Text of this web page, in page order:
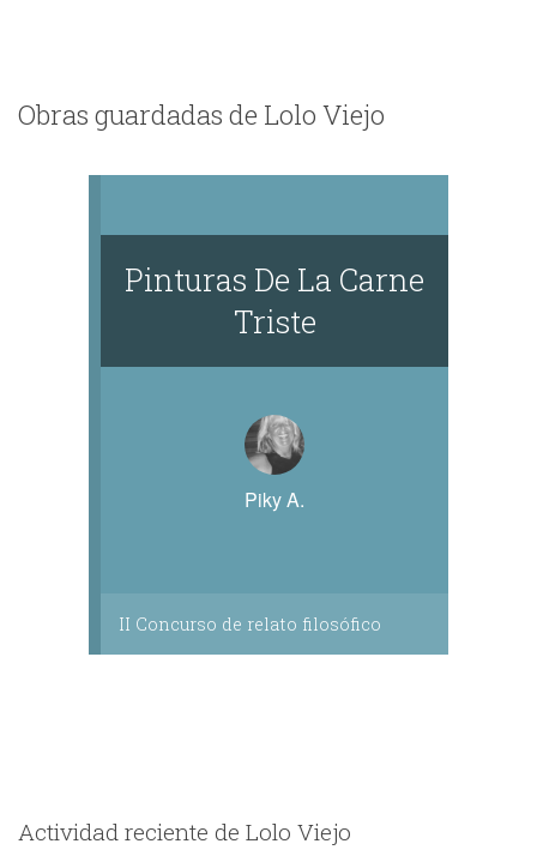
Obras guardadas de Lolo Viejo
Pinturas De La Carne
Triste
Piky A.
II Concurso de relato filosófico
Actividad reciente de Lolo Viejo